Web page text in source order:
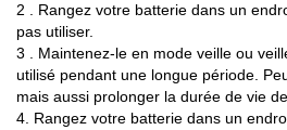
2 . Rangez votre batterie dans un
pas utiliser.
3 . Maintenez-le en mode veille ou
utilisé pendant une longue période.
mais aussi prolonger la durée de vie
4. Rangez votre batterie dans un